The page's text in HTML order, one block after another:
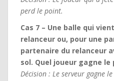
perd le point.
Cas 7 – Une balle qui
relanceur ou, pour une
partenaire du relanceur
sol. Quel joueur gagne le
Décision : Le serveur gagne